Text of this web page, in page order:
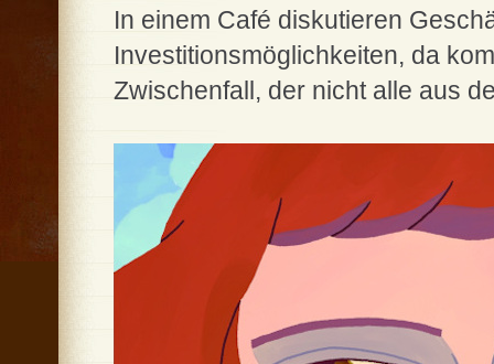
In einem Café diskutieren
Investitionsmöglichkeiten, da
Zwischenfall, der nicht alle aus